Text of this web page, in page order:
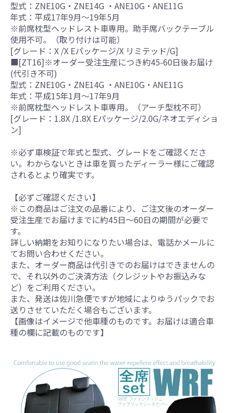
型式：ZNE10G・ZNE14G ・ANE10G・ANE11G
年式：平成17年9月～19年5月
※前席枕型ヘッドレスト車専用。助手席バックテーブル
使用不可。（取り付けは可能）
[グレード：X /X Eパッケージ/X リミテッド/G]
■[ZT16]※オーダー受注生産につき約45-60日後お届け
(代引き不可)
型式：ZNE10G・ZNE14G ・ANE10G・ANE11G
年式：平成15年1月～17年9月
※前席枕型ヘッドレスト車専用。（アーチ型枕不可）
[グレード：1.8X /1.8X Eパッケージ/2.0G/ネオエディショ
ン]
※必ず車検証で年式と型式、グレードをご確認くださ
い。わからないときは車を買ったディーラー様にご確認
されるとより確実です。
【必ずご確認ください】
※この商品はご注文の品番により、ご注文後のオーダー
受注生産でお届けまでに約45日～60日の期間が必要で
す。
詳しい納期をお知りになりたい場合は、電話かメールに
てお問い合わせください。
また、オーダー商品は代引きでのお届けはできませんの
で、それ以外のご決済方法（クレジットやお振込みな
ど）をご利用ください。
また、発送は佐川急便ですが地域によりゆうパックでお
送りさせていただく場合もございます。
【画像はイメージで他車種のものです。お届けは適合車
種の欄に記載のものです】